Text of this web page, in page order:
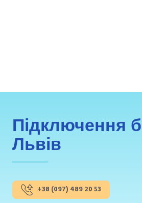
Підключення
Львів
+38 (097) 489 20 53